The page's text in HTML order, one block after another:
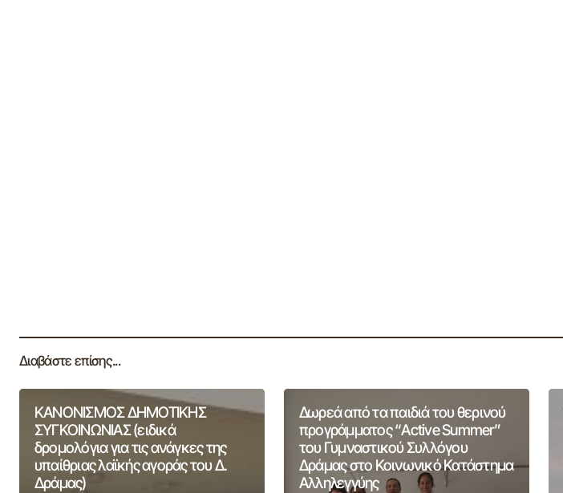
Διαβάστε επίσης...
ΚΑΝΟΝΙΣΜΟΣ ΔΗΜΟΤΙΚΗΣ
ΣΥΓΚΟΙΝΩΝΙΑΣ (ειδικά
δρομολόγια για τις ανάγκες της
υπαίθριας λαϊκής αγοράς του Δ.
Δράμας)
Δωρεά από τα παιδιά του θερινού
προγράμματος “Active Summer”
του Γυμναστικού Συλλόγου
Δράμας στο Κοινωνικό Κατάστημα
Αλληλεγγύης